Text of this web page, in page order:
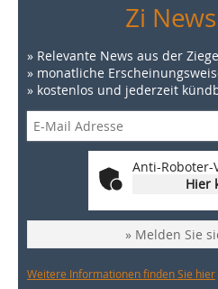
Zi
» Relevante News aus der
» monatliche
» kostenlos und jederzeit
Anti-
Hier
» Melden Sie
Weitere Informationen finden Sie hier